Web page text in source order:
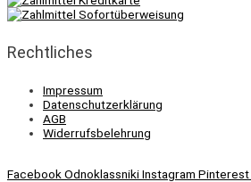
Rechtliches
Impressum
Datenschutzerklärung
AGB
Widerrufsbelehrung
FacebookOdnoklassnikiInstagram Pinterest